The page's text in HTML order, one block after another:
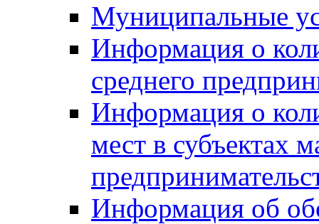
Муниципальные
Информация о
среднего
Информация о
мест в субъектах
Информация об